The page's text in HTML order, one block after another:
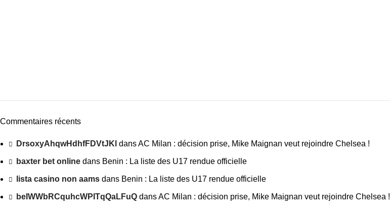
Commentaires récents
DrsoxyAhqwHdhfFDVtJKl dansAC Milan : décision prise, Mike Maignan veut rejoindre Chelsea !
baxter bet online dans Benin : La liste des U17 rendue officielle
lista casino non aams dans Benin : La liste des U17 rendue officielle
beIWWbRCquhcWPITqQaLFuQ dansAC Milan : décision prise, Mike Maignan veut rejoindre Chelsea !